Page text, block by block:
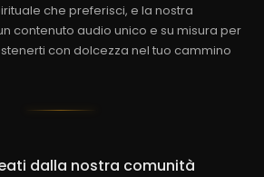
che preferisci, e la nostra
contenuto audio unico e su misura per
con dolcezza nel tuo cammino
dalla nostra comunità